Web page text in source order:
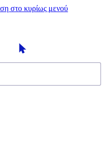
στο κυρίως μενού